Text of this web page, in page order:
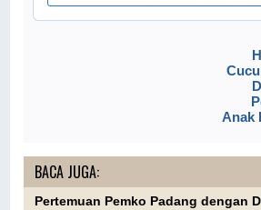
Anak
BACA JUGA:
Pertemuan Pemko Padang dengan